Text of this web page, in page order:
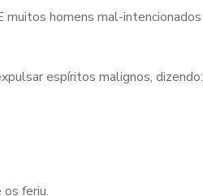
muitos homens mal-intencionados
espíritos malignos, dizendo:
feriu.